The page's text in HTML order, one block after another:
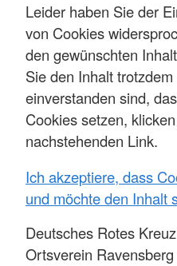
Leider haben Sie der
von Cookies
den gewünschten
Sie den Inhalt
einverstanden sind,
Cookies setzen,
nachstehenden Link.
Ich akzeptiere, dass
und möchte den Inhalt
Deutsches Rotes Kreuz
Ortsverein Ravensberg